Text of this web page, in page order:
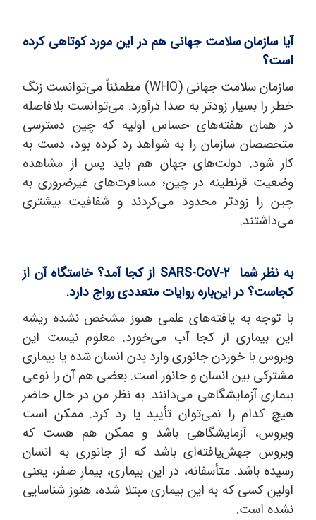
آیا سازمان سلامت جهانی هم در این مورد کوتاهی کرده
است؟
سازمان سلامت جهانی (WHO) مطمئناً می‌توانست زنگ
خطر را بسیار زودتر به صدا درآورد. می‌توانست بلافاصله
در همان هفته‌های حساس اولیه که چین دسترسی
متخصصان سازمان را به شواهد رد کرده بود، دست به
کار شود. دولت‌های جهان هم باید پس از مشاهده
وضعیت قرنطینه در چین؛ مسافرت‌های غیرضروری به
چین را زودتر محدود می‌کردند و شفافیت بیشتری
می‌داشتند.
به نظر شماSARS-CoV-2 از کجا آمد؟ خاستگاه آن از
کجاست؟ در اینباره روایات متعددی رواج دارد.
با توجه به یافته‌های علمی هنوز مشخص نشده ریشه
این بیماری از کجا آب می‌خورد. معلوم نیست این
ویروس با خوردن جانوری وارد بدن انسان شده یا بیماری
مشترکی بین انسان و جانور است. بعضی هم آن را نوعی
بیماری آزمایشگاهی می‌دانند. به نظر من در حال حاضر
هیچ کدام را نمی‌توان تأیید یا رد کرد. ممکن است
ویروس، آزمایشگاهی باشد و ممکن هم هست که
ویروس جهش‌یافته‌ای باشد که از جانوری به انسان
رسیده باشد. متأسفانه، در این بیماری، بیمارِ صفر، یعنی
اولین کسی که به این بیماری مبتلا شده، هنوز شناسایی
نشده است.